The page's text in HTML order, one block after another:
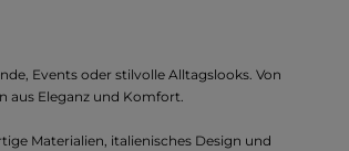
Events oder stilvolle Alltagslooks. Von
aus Eleganz und Komfort.
Materialien, italienisches Design und